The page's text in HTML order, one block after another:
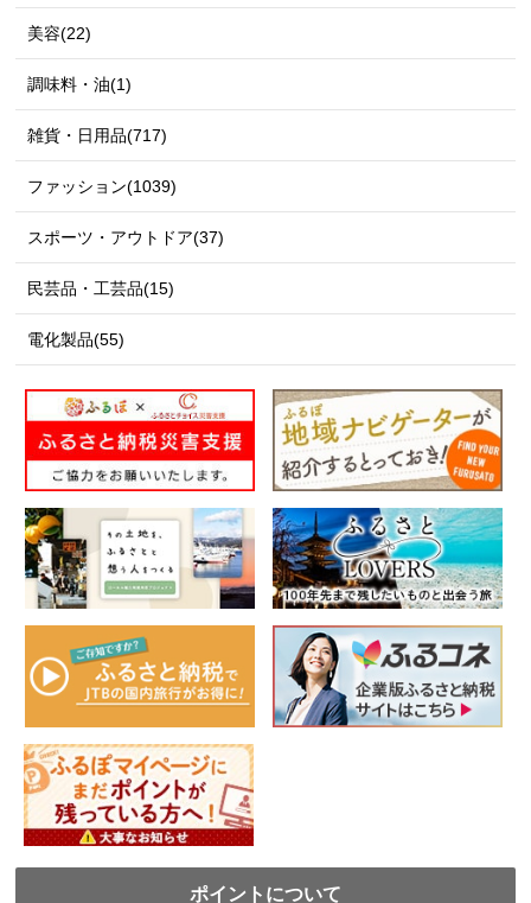
美容(22)
調味料・油(1)
雑貨・日用品(717)
ファッション(1039)
スポーツ・アウトドア(37)
民芸品・工芸品(15)
電化製品(55)
ポイントについて